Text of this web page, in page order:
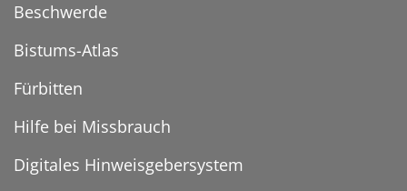
Beschwerde
Bistums-Atlas
Fürbitten
Hilfe bei Missbrauch
Digitales Hinweisgebersystem